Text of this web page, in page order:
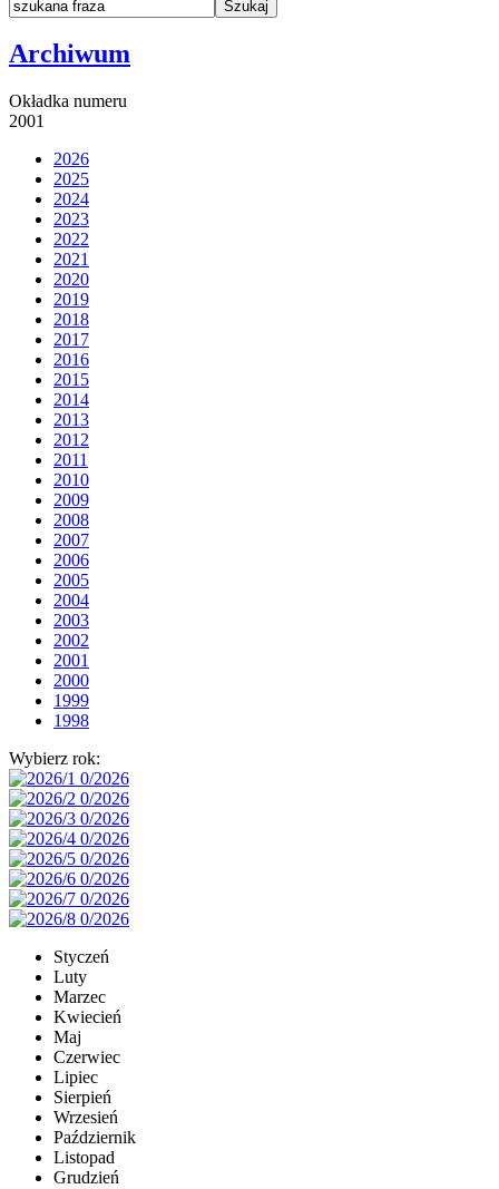
Archiwum
Okładka numeru
2001
2026
2025
2024
2023
2022
2021
2020
2019
2018
2017
2016
2015
2014
2013
2012
2011
2010
2009
2008
2007
2006
2005
2004
2003
2002
2001
2000
1999
1998
Wybierz rok:
Styczeń
Luty
Marzec
Kwiecień
Maj
Czerwiec
Lipiec
Sierpień
Wrzesień
Październik
Listopad
Grudzień